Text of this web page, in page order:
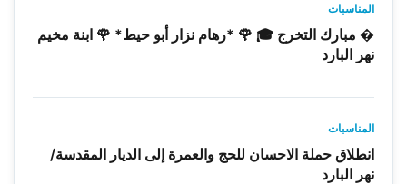
المناسبات
� مبارك التخرج 🎓 🌹 *رهام نزار أبو حيط* 🌹 ابنة مخيم
نهر البارد
المناسبات
انطلاق حملة الاحسان للحج والعمرة إلى الديار المقدسة/
نهر البارد